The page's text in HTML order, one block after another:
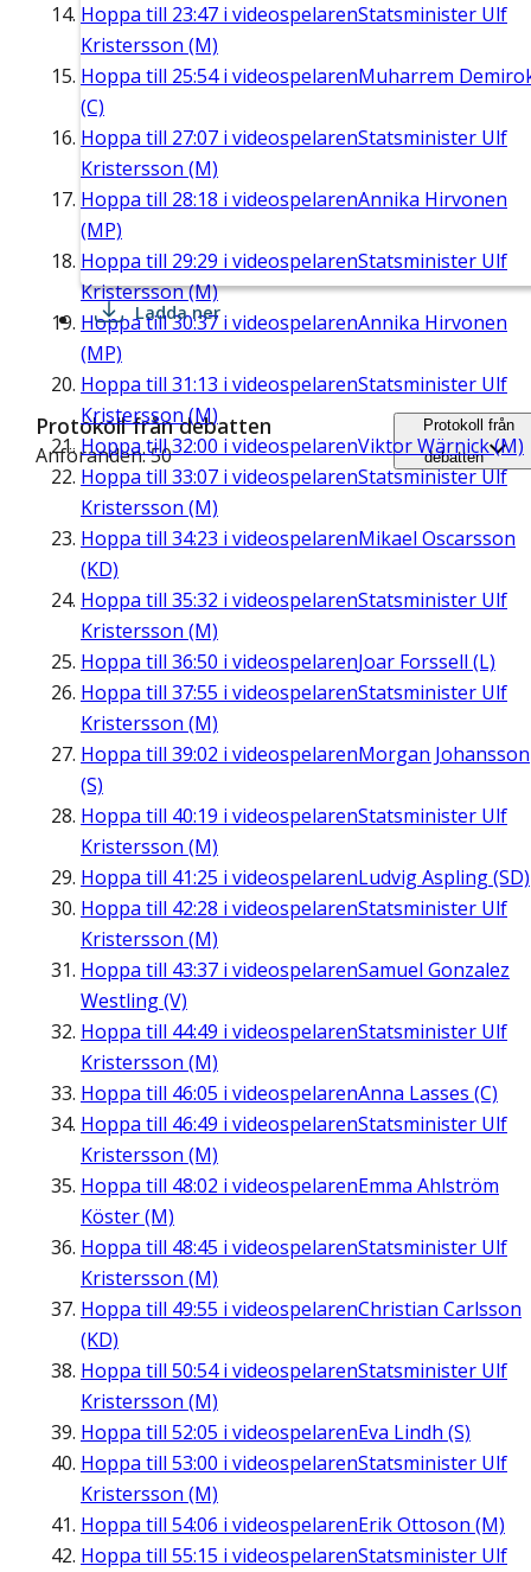
Hoppa till 23:47 i videospelarenStatsminister Ulf
Kristersson (M)
Hoppa till 25:54i videospelarenMuharrem
(C)
Hoppa till 27:07 i videospelarenStatsminister Ulf
Kristersson (M)
Hoppa till 28:18 i videospelarenAnnika Hirvonen
(MP)
Hoppa till 29:29 i videospelarenStatsminister Ulf
Kristersson (M)
Hoppa till30:37 i videospelarenAnnika Hirvonen
(MP)
Hoppa till 31:13 i videospelarenStatsminister Ulf
Kristersson (M)
Hoppa till32:00 i videospelarenViktor Wärnick (M)
Hoppa till 33:07 i videospelarenStatsminister Ulf
Kristersson (M)
Hoppa till 34:23 i videospelarenMikael Oscarsson
(KD)
Hoppa till 35:32 i videospelarenStatsminister Ulf
Kristersson (M)
Hoppa till 36:50 i videospelarenJoar Forssell (L)
Hoppa till 37:55 i videospelarenStatsminister Ulf
Kristersson (M)
Hoppa till 39:02 i videospelarenMorgan Johansson
(S)
Hoppa till 40:19 i videospelarenStatsminister Ulf
Kristersson (M)
Hoppa till 41:25 i videospelarenLudvig Aspling (SD)
Hoppa till 42:28 i videospelarenStatsminister Ulf
Kristersson (M)
Hoppa till 43:37 i videospelarenSamuel Gonzalez
Westling (V)
Hoppa till 44:49 i videospelarenStatsminister Ulf
Kristersson (M)
Hoppa till 46:05 i videospelarenAnna Lasses (C)
Hoppa till 46:49 i videospelarenStatsminister Ulf
Kristersson (M)
Hoppa till 48:02 i videospelarenEmma Ahlström
Köster (M)
Hoppa till 48:45 i videospelarenStatsminister Ulf
Kristersson (M)
Hoppa till 49:55 i videospelarenChristian Carlsson
(KD)
Hoppa till 50:54i videospelarenStatsminister Ulf
Kristersson (M)
Hoppa till 52:05 i videospelarenEva Lindh (S)
Hoppa till 53:00 i videospelarenStatsminister Ulf
Kristersson (M)
Hoppa till 54:06 i videospelarenErik Ottoson (M)
Hoppa till 55:15 i videospelarenStatsminister Ulf
Ladda ner
Protokoll från debatten
Anföranden: 50
Protokoll från
debatten